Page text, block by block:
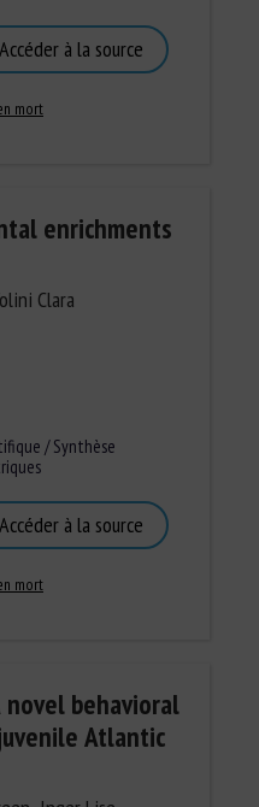
Accéder à la source
mort
enrichments
Clara
/ Synthèse
Accéder à la source
mort
novel behavioral
Atlantic